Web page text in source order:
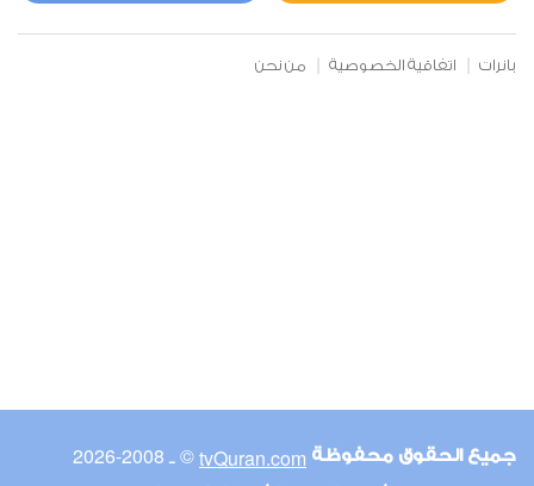
بانرات اتفاقية الخصوصية من نحن
جميع الحقوق محفوظة tvQuran.com© ـ 2008-2026